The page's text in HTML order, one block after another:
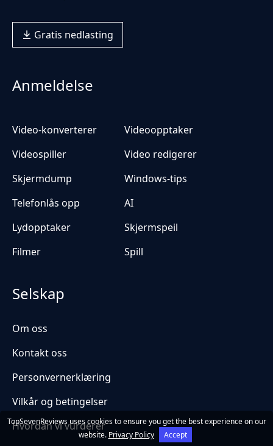
Gratis nedlasting
Anmeldelse
Video-konverterer
Videoopptaker
Videospiller
Video redigerer
Skjermdump
Windows-tips
Telefonlås opp
AI
Lydopptaker
Skjermspeil
Filmer
Spill
Selskap
Om oss
Kontakt oss
Personvernerklæring
Vilkår og betingelser
Hvordan vi vurderer
TopSevenReviews uses cookies to ensure you get the best experience on our
website. Privacy Policy Accept